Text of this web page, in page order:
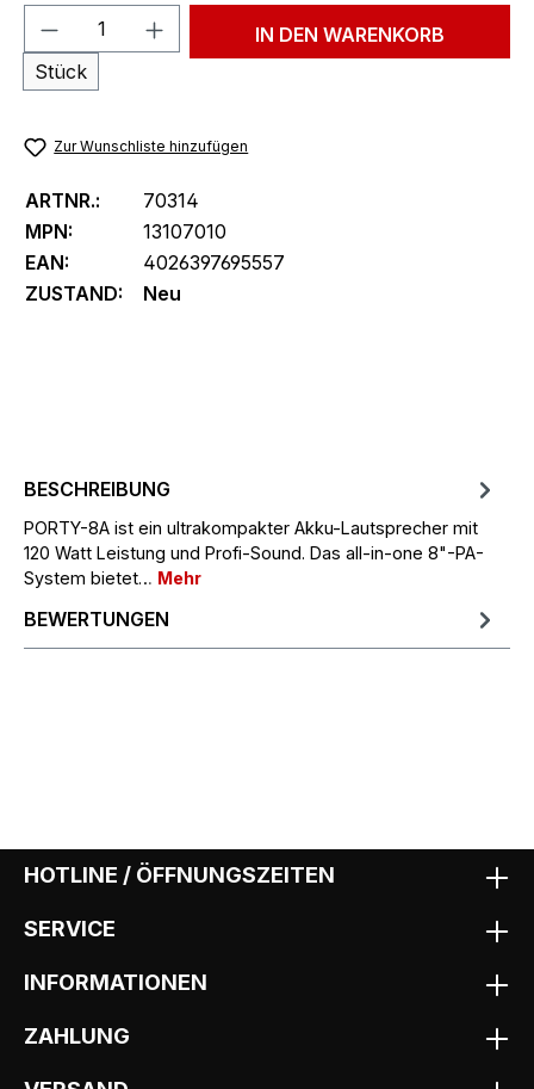
Produkt Anzahl: Gib den
Stück
IN DEN WARENKORB
Zur Wunschliste hinzufügen
ARTNR.:
70314
MPN:
13107010
EAN:
4026397695557
ZUSTAND:
Neu
BESCHREIBUNG
PORTY-8A ist ein ultrakompakter Akku-Lautsprecher mit
120 Watt Leistung und Profi-Sound. Das all-in-one 8"-PA-
System bietet… Mehr
BEWERTUNGEN
HOTLINE / ÖFFNUNGSZEITEN
SERVICE
INFORMATIONEN
ZAHLUNG